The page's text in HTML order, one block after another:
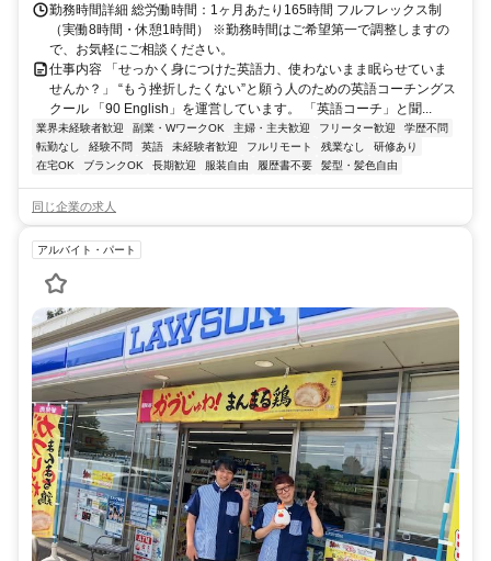
勤務時間詳細 総労働時間：1ヶ月あたり165時間 フルフレックス制
（実働8時間・休憩1時間） ※勤務時間はご希望第一で調整しますの
で、お気軽にご相談ください。
仕事内容 「せっかく身につけた英語力、使わないまま眠らせていま
せんか？」 “もう挫折したくない”と願う人のための英語コーチングス
クール 「90 English」を運営しています。 「英語コーチ」と聞...
業界未経験者歓迎 副業・WワークOK 主婦・主夫歓迎 フリーター歓迎
学歴不問
転勤なし
経験不問 英語 未経験者歓迎 フルリモート 残業なし
研修あり
在宅OK
ブランクOK 長期歓迎 服装自由 履歴書不要 髪型・髪色自由
同じ企業の求人
アルバイト・パート